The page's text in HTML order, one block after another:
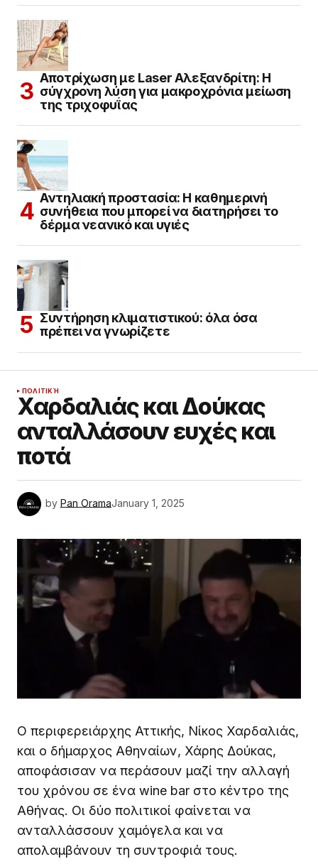
Αποτρίχωση με Laser Αλεξανδρίτη: Η
σύγχρονη λύση για μακροχρόνια μείωση
της τριχοφυΐας
Αντηλιακή προστασία: Η καθημερινή
συνήθεια που μπορεί να διατηρήσει το
δέρμα νεανικό και υγιές
Συντήρηση κλιματιστικού: όλα όσα
πρέπει να γνωρίζετε
ΠΟΛΙΤΙΚΉ
Χαρδαλιάς και Δούκας
ανταλλάσουν ευχές και
ποτά
by Pan OramaJanuary 1, 2025
Ο περιφερειάρχης Αττικής, Νίκος Χαρδαλιάς,
και ο δήμαρχος Αθηναίων, Χάρης Δούκας,
αποφάσισαν να περάσουν μαζί την αλλαγή
του χρόνου σε ένα wine bar στο κέντρο της
Αθήνας. Οι δύο πολιτικοί φαίνεται να
ανταλλάσσουν χαμόγελα και να
απολαμβάνουν τη συντροφιά τους.